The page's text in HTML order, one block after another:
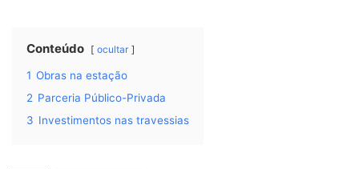
Conteúdo ocultar
1 Obras na estação
2 Parceria Público-Privada
3 Investimentos nas travessias